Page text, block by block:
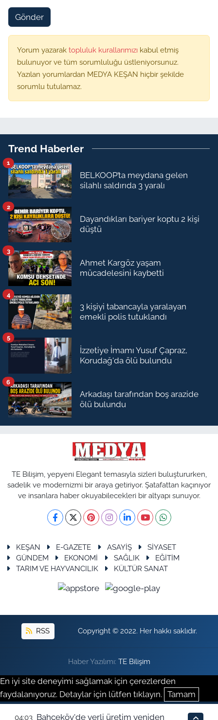
Gönder
Yorum yazarak topluluk kurallarımızı kabul etmiş
bulunuyor ve tüm sorumluluğu üstleniyorsunuz.
Yazılan yorumlardan MEDYA KEŞAN hiçbir şekilde
sorumlu tutulamaz.
Trend Haberler
BELKOOP’ta meydana gelen
silahlı saldırıda 3 yaralı
1
Dayandıkları bariyer koptu 2 kişi
düştü
2
Ahmet Kargöz yaşam
mücadelesini kaybetti
3
3 kişiyi tabancayla yaralayan
emekli polis tutuklandı
4
İzzetiye İmamı Yusuf Çapraz,
Korudağ'da ölü bulundu
5
Arkadaşı tarafından boş arazide
ölü bulundu
6
TE Bilişim, yepyeni Elegant temasıyla sizleri buluştururken,
sadelik ve modernizmi bir araya getiriyor. Şatafattan kaçınıyor
ve insanlara haber okuyabilecekleri bir altyapı sunuyor.
KEŞAN E-GAZETE ASAYİŞ
SİYASET
GÜNDEM
EKONOMİ SAĞLIK
EĞİTİM
TARIM VE HAYVANCILIK
KÜLTÜR SANAT
RSS Copyright © 2022. Her hakkı saklıdır.
Haber Yazılımı: TE Bilişim
En iyi site deneyimi sağlamak için çerezlerden
faydalanıyoruz. Detaylar için lütfen tıklayın. Tamam
04:03 Bahçeköy'de yerli üretim yeniden